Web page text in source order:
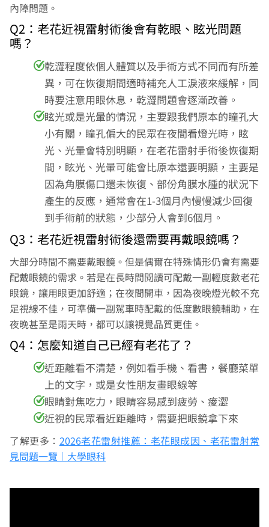
內障問題。
Q2：老花近視雷射術後會有乾眼、眩光問題
嗎？
乾澀程度依個人體質以及手術方式不同而有所差
異，可在恢復期間適時補充人工淚液來緩解，同
時要注意用眼休息，乾澀問題會逐漸改善。
眩光或是光暈的情況，主要跟我們原本的瞳孔大
小有關，瞳孔偏大的民眾在夜間看燈光時，眩
光、光暈會特別明顯，在老花雷射手術後恢復期
間，眩光、光暈可能會比原本還要明顯，主要是
因為角膜傷口還未恢復、部份角膜水腫的狀況下
產生的反應，通常會在1-3個月內慢慢減少回復
到手術前的狀態，少部分人會到6個月。
Q3：老花近視雷射術後還需要再戴眼鏡嗎？
大部分時間不需要戴眼鏡。但是偶爾在特殊情形仍會有需要
配戴眼鏡的需求。若是在長時間閱讀可配戴一副輕度數老花
眼鏡，讓用眼更加舒適；在夜間開車，因為夜晚燈光較不充
足視線不佳，可準備一副駕車時配戴的低度數眼鏡輔助，在
夜晚甚至是雨天時，都可以讓視覺品質更佳。
Q4：怎麼知道自己已經有老花了？
近距離看不清楚，例如看手機、看書，餐廳菜單
上的文字，或是女性朋友畫眼線等
眼睛對焦吃力，眼睛容易感到疲勞、痠澀
近視的民眾看近距離時，需要把眼鏡拿下來
了解更多： 2026老花雷射推薦：老花眼成因、老花雷射常
見問題一覽｜大學眼科